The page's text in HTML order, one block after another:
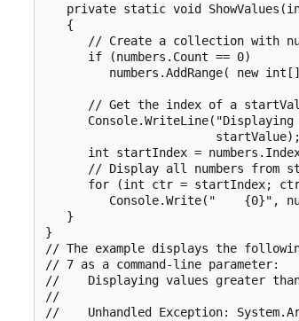
private static void
   {
// Create a collection with
      if (numbers.Count == 0)
numbers.AddRange( new
// Get the index of a
                        startValue);
int startIndex =
// Display all numbers from
for (int ctr = startIndex;
Console.Write("    {0}",
   }
}
// The example displays the
// 7 as a command-line parameter:
//    Displaying values greater
//
//    Unhandled Exception: